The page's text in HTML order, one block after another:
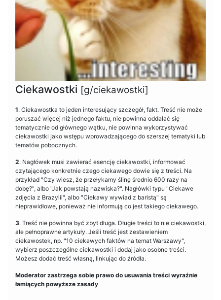
Ciekawostki [g/ciekawostki]
1. Ciekawostka to jeden interesujący szczegół, fakt. Treść nie może
poruszać więcej niż jednego faktu, nie powinna oddalać się
tematycznie od głównego wątku, nie powinna wykorzystywać
ciekawostki jako wstępu wprowadzającego do szerszej tematyki lub
tematów pobocznych.
2. Nagłówek musi zawierać esencję ciekawostki, informować
czytającego konkretnie czego ciekawego dowie się z treści. Na
przykład "Czy wiesz, że przełykamy ślinę średnio 600 razy na
dobę?", albo "Jak powstają nazwiska?". Nagłówki typu "Ciekawe
zdjęcia z Brazylii", albo "Ciekawy wywiad z baristą" są
nieprawidłowe, ponieważ nie informują co jest takiego ciekawego.
3. Treść nie powinna być zbyt długa. Długie treści to nie ciekawostki,
ale pełnoprawne artykuły. Jeśli treść jest zestawieniem
ciekawostek, np. "10 ciekawych faktów na temat Warszawy",
wybierz poszczególne ciekawostki i dodaj jako osobne treści.
Możesz dodać treść własną, linkując do źródła.
Moderator zastrzega sobie prawo do usuwania treści wyraźnie
łamiących powyższe zasady